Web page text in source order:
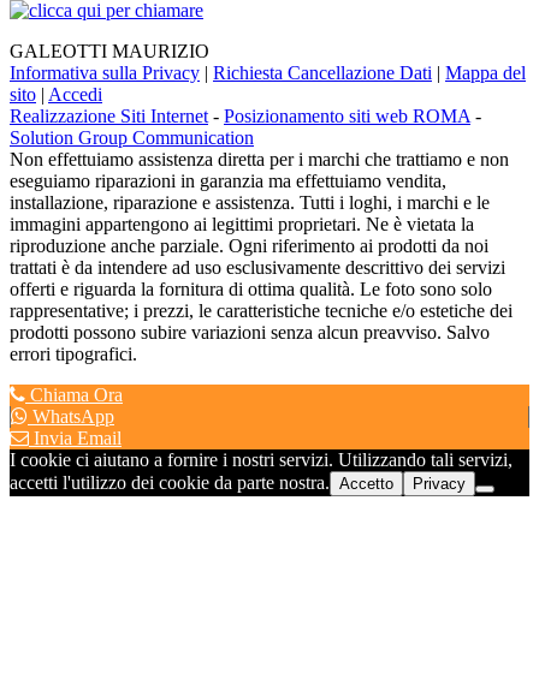
GALEOTTI MAURIZIO
Informativa sulla Privacy | Richiesta Cancellazione Dati | Mappa del
sito | Accedi
Realizzazione Siti Internet - Posizionamento siti web ROMA -
Solution Group Communication
Non effettuiamo assistenza diretta per i marchi che trattiamo e non
eseguiamo riparazioni in garanzia ma effettuiamo vendita,
installazione, riparazione e assistenza. Tutti i loghi, i marchi e le
immagini appartengono ai legittimi proprietari. Ne è vietata la
riproduzione anche parziale. Ogni riferimento ai prodotti da noi
trattati è da intendere ad uso esclusivamente descrittivo dei servizi
offerti e riguarda la fornitura di ottima qualità. Le foto sono solo
rappresentative; i prezzi, le caratteristiche tecniche e/o estetiche dei
prodotti possono subire variazioni senza alcun preavviso. Salvo
errori tipografici.
Chiama Ora
WhatsApp
Invia Email
I cookie ci aiutano a fornire i nostri servizi. Utilizzando tali servizi,
accetti l'utilizzo dei cookie da parte nostra. Accetto Privacy